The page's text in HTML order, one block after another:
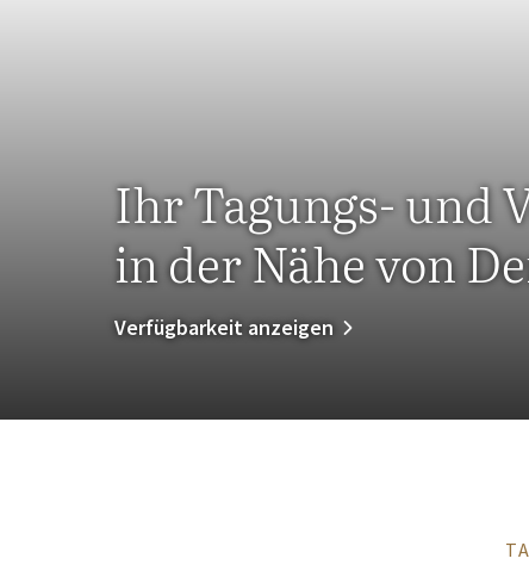
Ihr Tagungs- und
in der Nähe von
Verfügbarkeit anzeigen